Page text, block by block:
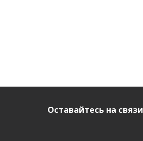
Оставайтесь на связи